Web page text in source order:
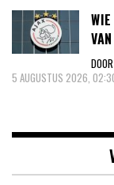
5 AUGUSTUS 2026,